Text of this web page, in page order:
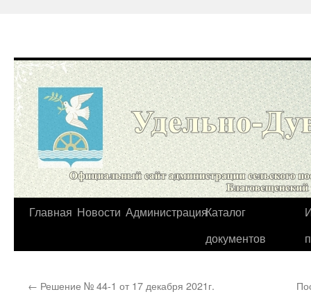
Перейти
Главная Новости АдминистрацияКаталог
документов
← Решение № 44-1 от 17 декабря 2021г.